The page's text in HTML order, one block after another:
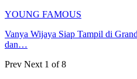
YOUNG FAMOUS
Vanya Wijaya Siap Tampil di
dan…
Prev Next 1 of 8